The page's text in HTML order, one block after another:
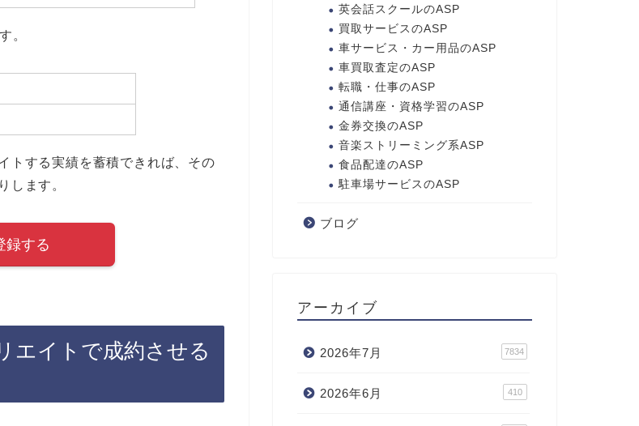
。
トする実績を蓄積できれば、その
します。
録する
エイトで成約させる
英会話スクールのASP
買取サービスのASP
車サービス・カー用品のASP
車買取査定のASP
転職・仕事のASP
通信講座・資格学習のASP
金券交換のASP
音楽ストリーミング系ASP
食品配達のASP
駐車場サービスのASP
ブログ
アーカイブ
2026年7月 7834
2026年6月 410